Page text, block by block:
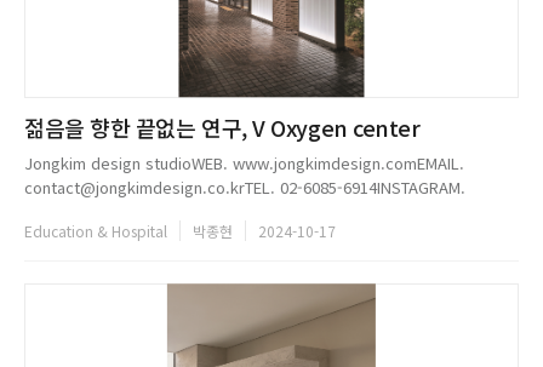
젊음을 향한 끝없는 연구, V Oxygen center
Jongkim design studioWEB. www.jongkimdesign.comEMAIL.
contact@jongkimdesign.co.krTEL. 02-6085-6914INSTAGRAM.
Education & Hospital 박종현 2024-10-17